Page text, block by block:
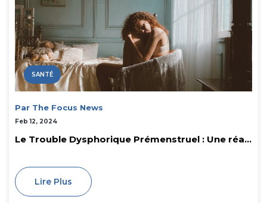
SANTÉ
Par The Focus News
Feb 12, 2024
Le Trouble Dysphorique Prémenstruel : Une réa...
Lire Plus